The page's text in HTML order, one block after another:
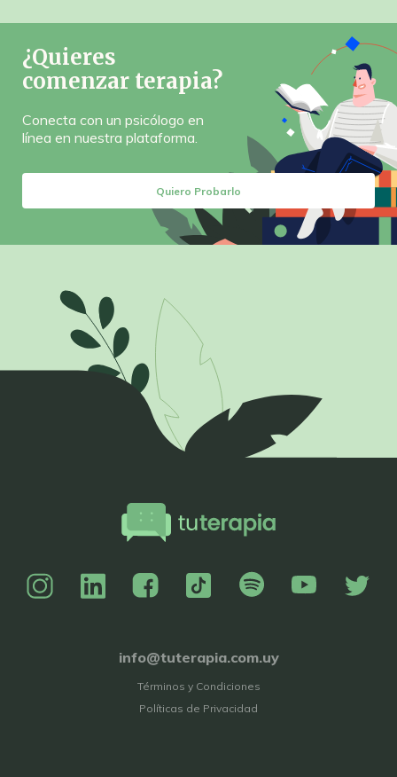
¿Quieres
comenzar terapia?
Conecta con un psicólogo en
línea en nuestra plataforma.
Quiero Probarlo
info@tuterapia.com.uy
Términos y Condiciones
Políticas de Privacidad